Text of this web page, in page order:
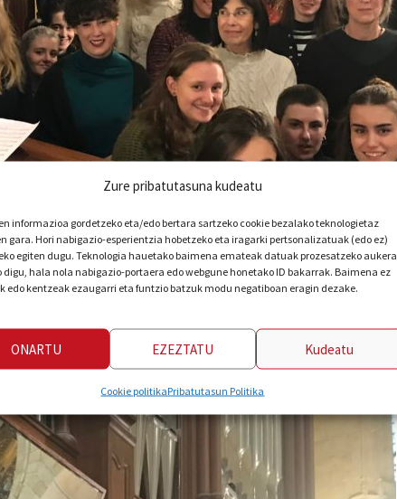
Zure pribatutasuna kudeatu
informazioa gordetzeko eta/edo bertara sartzeko cookie bezalako teknologietaz
gara. Hori nabigazio-esperientzia hobetzeko eta iragarki pertsonalizatuak (edo ez)
egiten dugu. Teknologia hauetako baimena emateak datuak prozesatzeko aukera
digu, hala nola nabigazio-portaera edo webgune honetako ID bakarrak. Baimena ez
edo kentzeak ezaugarri eta funtzio batzuk modu negatiboan eragin dezake.
ONARTU EZEZTATU Kudeatu
Cookie politikaPribatutasun Politika